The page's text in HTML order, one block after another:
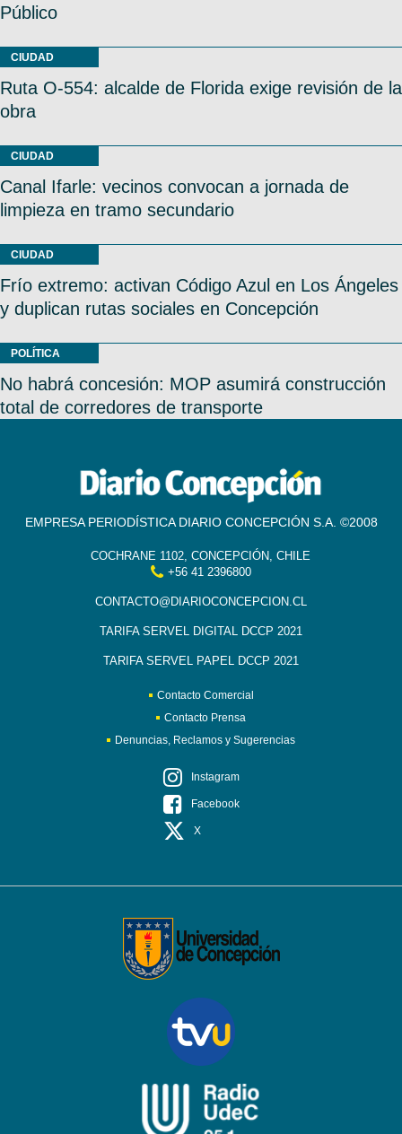
Público
CIUDAD
Ruta O-554: alcalde de Florida exige revisión de la
obra
CIUDAD
Canal Ifarle: vecinos convocan a jornada de
limpieza en tramo secundario
CIUDAD
Frío extremo: activan Código Azul en Los Ángeles
y duplican rutas sociales en Concepción
POLÍTICA
No habrá concesión: MOP asumirá construcción
total de corredores de transporte
EMPRESA PERIODÍSTICA DIARIO CONCEPCIÓN S.A. ©2008
COCHRANE 1102, CONCEPCIÓN, CHILE
+56 41 2396800
CONTACTO@DIARIOCONCEPCION.CL
TARIFA SERVEL DIGITAL DCCP 2021
TARIFA SERVEL PAPEL DCCP 2021
Contacto Comercial
Contacto Prensa
Denuncias, Reclamos y Sugerencias
Instagram
Facebook
X